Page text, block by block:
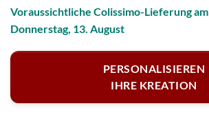
Voraussichtliche Colissimo-Lieferung am
Donnerstag, 13. August
PERSONALISIEREN
IHRE KREATION